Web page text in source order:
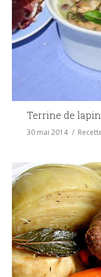
Terrine de
30 mai 2014